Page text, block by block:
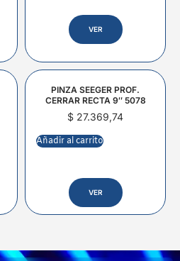
VER
PINZA SEEGER PROF.
CERRAR RECTA 9″ 5078
$ 27.369,74
Añadir al carrito
VER